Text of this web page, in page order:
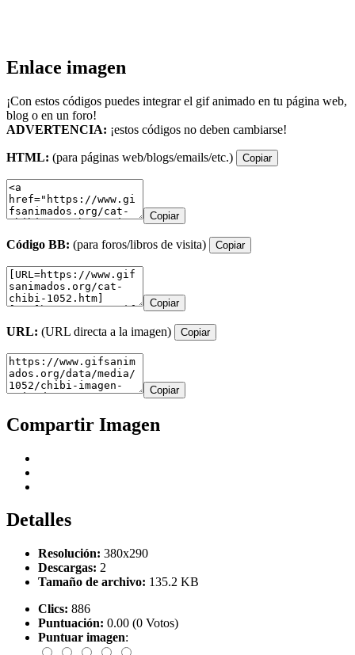
Enlace imagen
¡Con estos códigos puedes integrar el gif animado en tu página web,
blog o en un foro!
ADVERTENCIA: ¡estos códigos no deben cambiarse!
HTML: (para páginas web/blogs/emails/etc.) Copiar
Copiar
Código BB: (para foros/libros de visita) Copiar
Copiar
URL: (URL directa a la imagen) Copiar
Copiar
Compartir Imagen
Detalles
Resolución: 380x290
Descargas: 2
Tamaño de archivo: 135.2 KB
Clics: 886
Puntuación: 0.00 (0 Votos)
Puntuar imagen: